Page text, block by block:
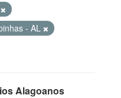
- AL
Alagoanos